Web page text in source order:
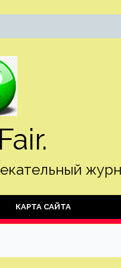
КАРТА САЙТА